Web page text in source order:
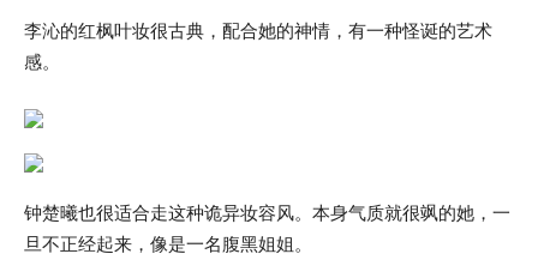
李沁的红枫叶妆很古典，配合她的神情，有一种怪诞的艺术
感。
钟楚曦也很适合走这种诡异妆容风。本身气质就很飒的她，一
旦不正经起来，像是一名腹黑姐姐。